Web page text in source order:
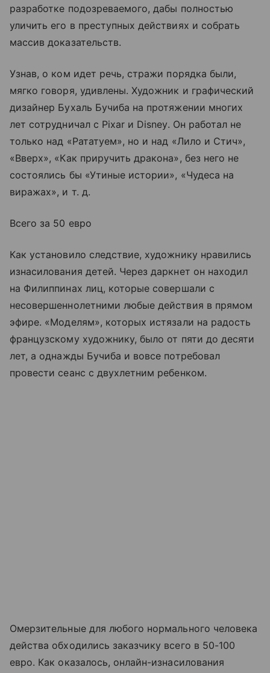
разработке подозреваемого, дабы полностью
уличить его в преступных действиях и собрать
массив доказательств.
Узнав, о ком идет речь, стражи порядка были,
мягко говоря, удивлены. Художник и графический
дизайнер Бухаль Бучиба на протяжении многих
лет сотрудничал с Pixar и Disney. Он работал не
только над «Рататуем», но и над «Лило и Стич»,
«Вверх», «Как приручить дракона», без него не
состоялись бы «Утиные истории», «Чудеса на
виражах», и т. д.
Всего за 50 евро
Как установило следствие, художнику нравились
изнасилования детей. Через даркнет он находил
на Филиппинах лиц, которые совершали с
несовершеннолетними любые действия в прямом
эфире. «Моделям», которых истязали на радость
французскому художнику, было от пяти до десяти
лет, а однажды Бучиба и вовсе потребовал
провести сеанс с двухлетним ребенком.
Омерзительные для любого нормального человека
действа обходились заказчику всего в 50-100
евро. Как оказалось, онлайн-изнасилования